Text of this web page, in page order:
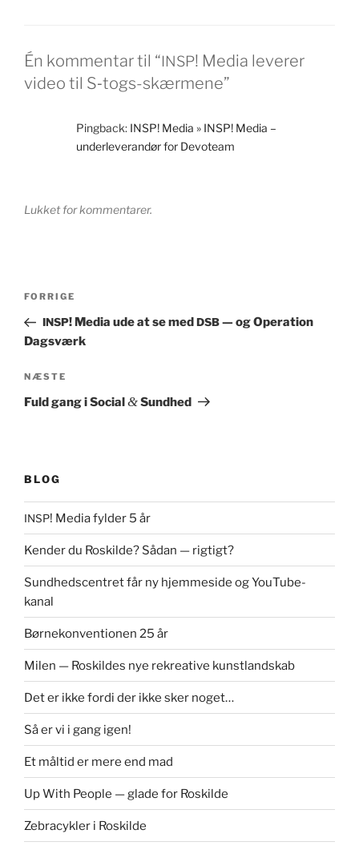
Én kommentar til “INSP! Media leverer
video til S‑togs-skærmene”
Pingback: INSP! Media » INSP! Media –
underleverandør for Devoteam
Lukket for kommentarer.
Indlægsnavigation
Forrige
indlæg
FORRIGE
INSP! Media ude at se medDSB— og Operation
Dagsværk
Næste
indlæg
NÆSTE
Fuld gang i Social&Sundhed
BLOG
INSP! Media fylder 5 år
Kender du Roskilde? Sådan — rigtigt?
Sundhedscentret får ny hjemmeside og YouTube-
kanal
Børnekonventionen 25 år
Milen — Roskildes nye rekreative kunstlandskab
Det er ikke fordi der ikke sker noget…
Så er vi i gang igen!
Et måltid er mere end mad
Up With People — glade for Roskilde
Zebracykler i Roskilde